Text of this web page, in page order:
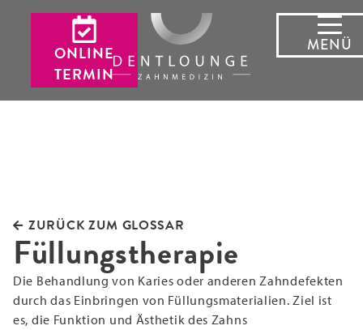
ONLINE
TERMIN
MENÜ
ZURÜCK ZUM GLOSSAR
Füllungstherapie
Die Behandlung von Karies oder anderen Zahndefekten
durch das Einbringen von Füllungsmaterialien. Ziel ist
es, die Funktion und Ästhetik des Zahns